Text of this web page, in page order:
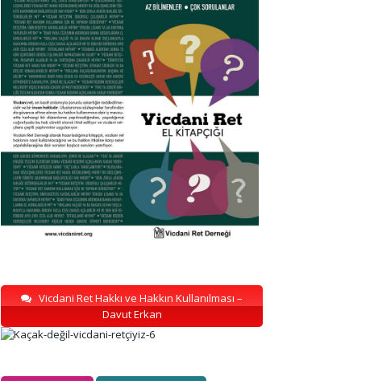
Vicdani Ret Hakkı ve Hakkın Kullanılması –
Davut Erkan